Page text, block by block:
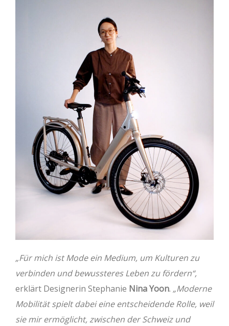
„Für mich ist Mode ein Medium, um Kulturen zu
verbinden und bewussteres Leben zu fördern“,
erklärt Designerin Stephanie Nina Yoon. „Moderne
Mobilität spielt dabei eine entscheidende Rolle, weil
sie mir ermöglicht, zwischen der Schweiz und